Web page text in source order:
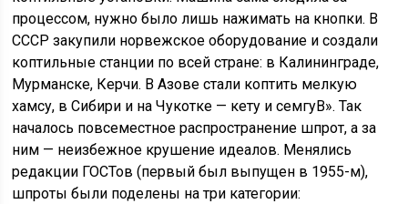
процессом, нужно было лишь нажимать на кнопки. В
СССР закупили норвежское оборудование и создали
коптильные станции по всей стране: в Калининграде,
Мурманске, Керчи. В Азове стали коптить мелкую
хамсу, в Сибири и на Чукотке — кету и семгуВ». Так
началось повсеместное распространение шпрот, а за
ним — неизбежное крушение идеалов. Менялись
редакции ГОСТов (первый был выпущен в 1955-м),
шпроты были поделены на три категории: